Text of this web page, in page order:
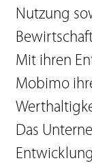
Nutzung
Mit ihren
Mobimo
Das